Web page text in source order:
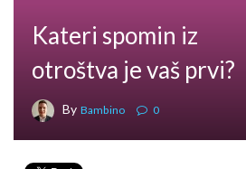
Kateri spomin iz
otroštva je vaš prvi?
By Bambino 0